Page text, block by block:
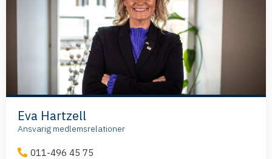
Eva Hartzell
Ansvarig medlemsrelationer
011-496 45 75